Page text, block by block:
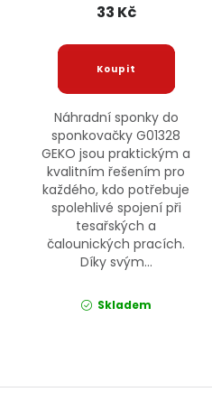
33 Kč
Náhradní sponky do
sponkovačky G01328
GEKO jsou praktickým a
kvalitním řešením pro
každého, kdo potřebuje
spolehlivé spojení při
tesařských a
čalounických pracích.
Díky svým...
Skladem